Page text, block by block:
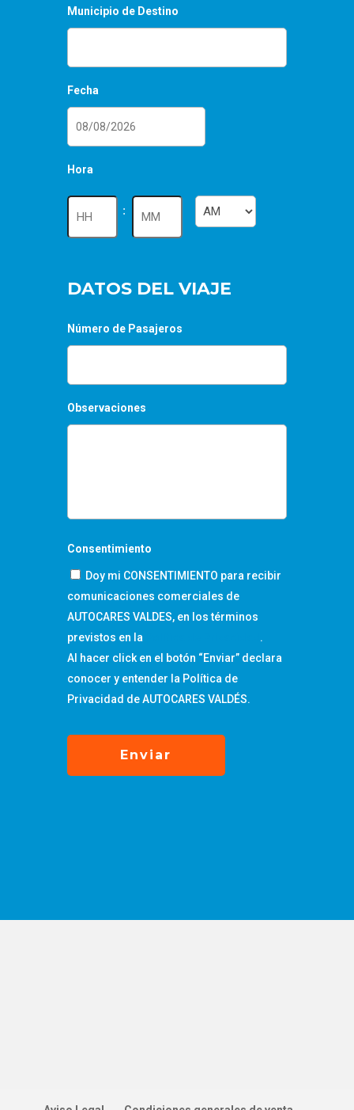
Municipio de Destino
Fecha
barra
MM
barra
AAAA
Hora
:
DATOS DEL VIAJE
Número de Pasajeros
Observaciones
Consentimiento
Doy mi CONSENTIMIENTO para recibir
comunicaciones comerciales de
AUTOCARES VALDES, en los términos
previstos en la
.
Al hacer click en el botón “Enviar” declara
conocer y entender la Política de
Privacidad de AUTOCARES VALDÉS.